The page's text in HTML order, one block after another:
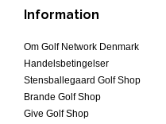
Information
Om Golf Network Denmark
Handelsbetingelser
Stensballegaard Golf Shop
Brande Golf Shop
Give Golf Shop